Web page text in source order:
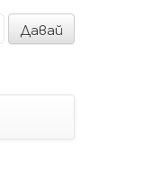
Давай